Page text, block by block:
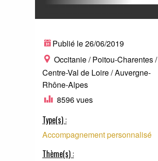
Publié le 26/06/2019
Occitanie / Poitou-Charentes /
Centre-Val de Loire / Auvergne-
Rhône-Alpes
8596 vues
Type(s) :
Accompagnement personnalisé
Thème(s) :